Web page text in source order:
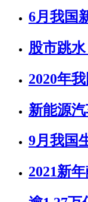
6月我国
股市跳
2020年
新能源
9月我国
2021新